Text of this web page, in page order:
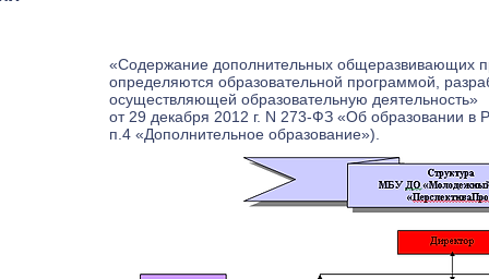
«Содержание дополнительных общеразвивающих
определяются образовательной программой,
осуществляющей образовательную
от 29 декабря 2012 г. N 273-ФЗ «Об образовании в
п.4 «Дополнительное образование»).